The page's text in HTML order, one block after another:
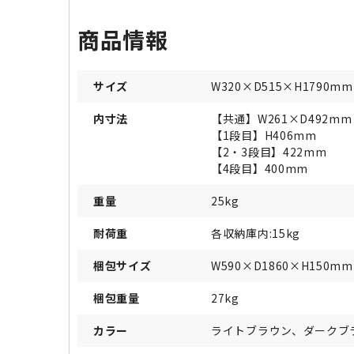
商品情報
サイズ W320×D515×H1790mm
内寸法
【共通】W261×D492mm
【1段目】H406mm
【2・3段目】422mm
【4段目】400mm
重量 25kg
耐荷重 各収納庫内:15kg
梱包サイズ W590×D1860×H150mm
梱包重量 27kg
カラー ライトブラウン、ダークブ